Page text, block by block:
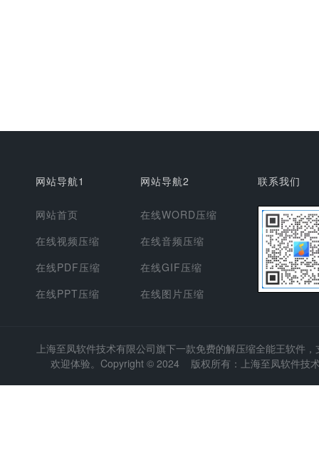
网站导航1
网站首页
在线视频压缩
在线PDF压缩
在线PPT压缩
网站导航2
在线WORD压缩
在线音频压缩
在线GIF压缩
在线图片压缩
联系我们
上海至凤软件技术有限公司旗下一款免费的解压缩全能王软件
欢迎体验。Copyright © 2024 版权所有：上海至凤软件技